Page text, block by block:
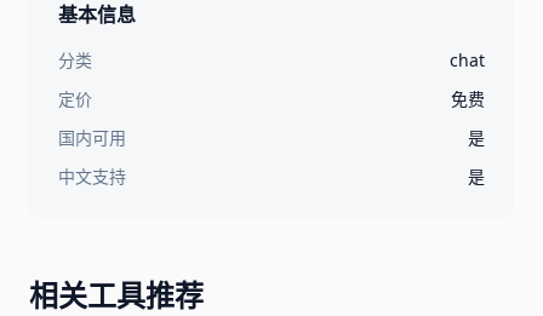
基本信息
分类
chat
定价
免费
国内可用
是
中文支持
是
相关工具推荐